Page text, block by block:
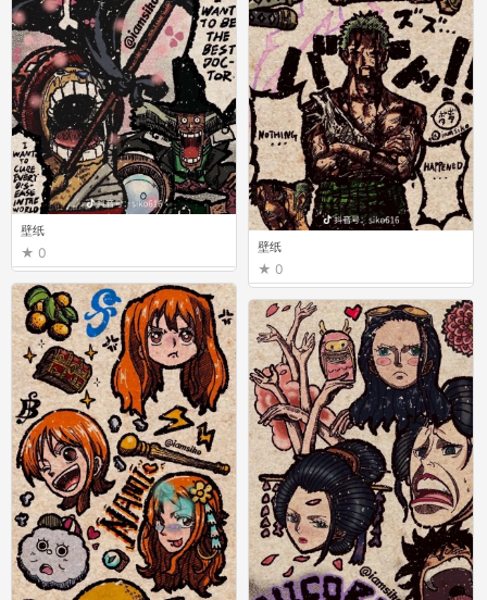
壁纸
0 壁纸
0